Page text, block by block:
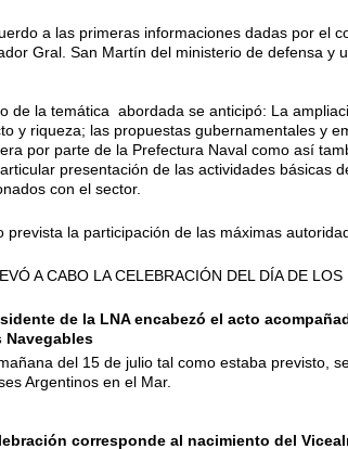
a las primeras informaciones dadas por el
Gral. San Martín del ministerio de defensa y
de la temática abordada se anticipó: La
y riqueza; las propuestas gubernamentales y
por parte de la Prefectura Naval como así
presentación de las actividades básicas
con el sector.
prevista la participación de las máximas
A CABO LA CELEBRACIÓN DEL DÍA DE
de la LNA encabezó el acto
Navegables
del 15 de julio tal como estaba previsto,
Argentinos en el Mar.
corresponde al nacimiento del